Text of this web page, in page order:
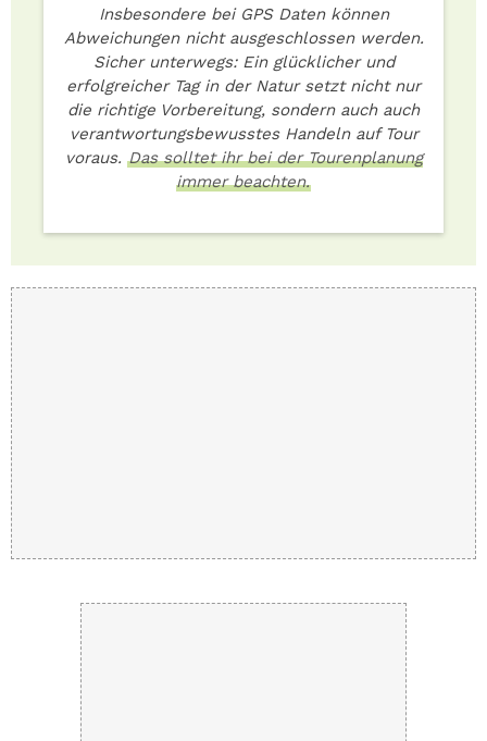
Insbesondere bei GPS Daten können
Abweichungen nicht ausgeschlossen werden.
Sicher unterwegs: Ein glücklicher und
erfolgreicher Tag in der Natur setzt nicht nur
die richtige Vorbereitung, sondern auch auch
verantwortungsbewusstes Handeln auf Tour
voraus. Das solltet ihr bei der Tourenplanung
immer beachten.